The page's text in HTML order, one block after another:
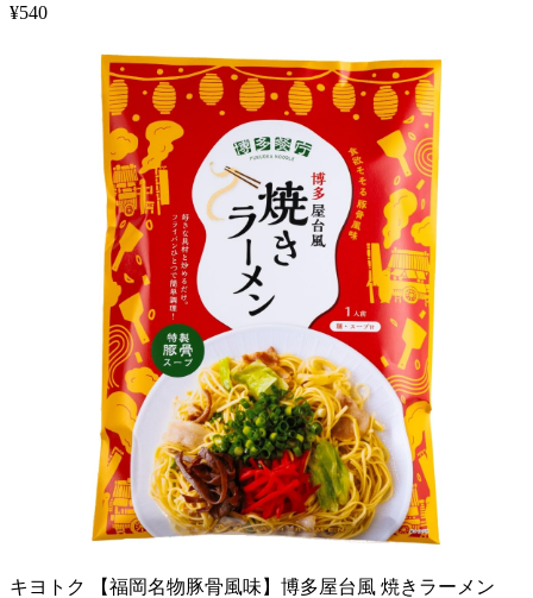
¥540
キヨトク 【福岡名物豚骨風味】博多屋台風 焼きラーメン